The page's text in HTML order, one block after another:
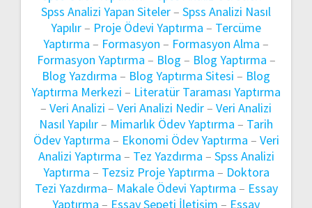
Spss Analizi Yapan Siteler– Spss Analizi Nasıl
Yapılır– Proje Ödevi Yaptırma – Tercüme
Yaptırma – Formasyon – Formasyon Alma –
Formasyon Yaptırma – Blog – Blog Yaptırma –
Blog Yazdırma – Blog Yaptırma Sitesi – Blog
Yaptırma Merkezi – Literatür Taraması Yaptırma
– Veri Analizi – Veri Analizi Nedir– Veri Analizi
Nasıl Yapılır– Mimarlık Ödev Yaptırma – Tarih
Ödev Yaptırma – Ekonomi Ödev Yaptırma – Veri
Analizi Yaptırma – Tez Yazdırma – Spss Analizi
Yaptırma – Tezsiz Proje Yaptırma – Doktora
Tezi Yazdırma– Makale Ödevi Yaptırma – Essay
Yaptırma – Essay Sepeti İletişim – Essay